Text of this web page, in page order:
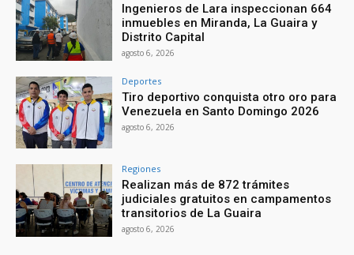
Ingenieros de Lara inspeccionan 664
inmuebles en Miranda, La Guaira y
Distrito Capital
agosto 6, 2026
Deportes
Tiro deportivo conquista otro oro para
Venezuela en Santo Domingo 2026
agosto 6, 2026
Regiones
Realizan más de 872 trámites
judiciales gratuitos en campamentos
transitorios de La Guaira
agosto 6, 2026